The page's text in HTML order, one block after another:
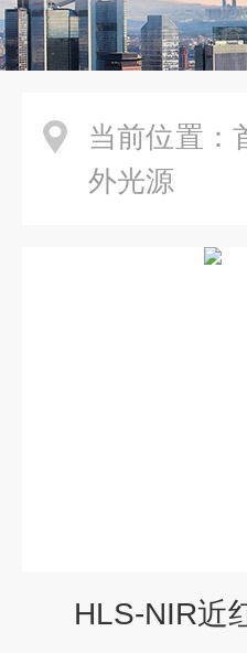
当前位置：
外光源
HLS-NIR近